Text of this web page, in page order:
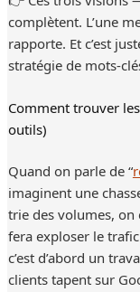
complètent. L’une
rapporte. Et c’est
stratégie de mots-
Comment trouver
outils)
Quand on parle de “
imaginent une
trie des volumes, on
fera exploser le
c’est d’abord un
clients tapent sur